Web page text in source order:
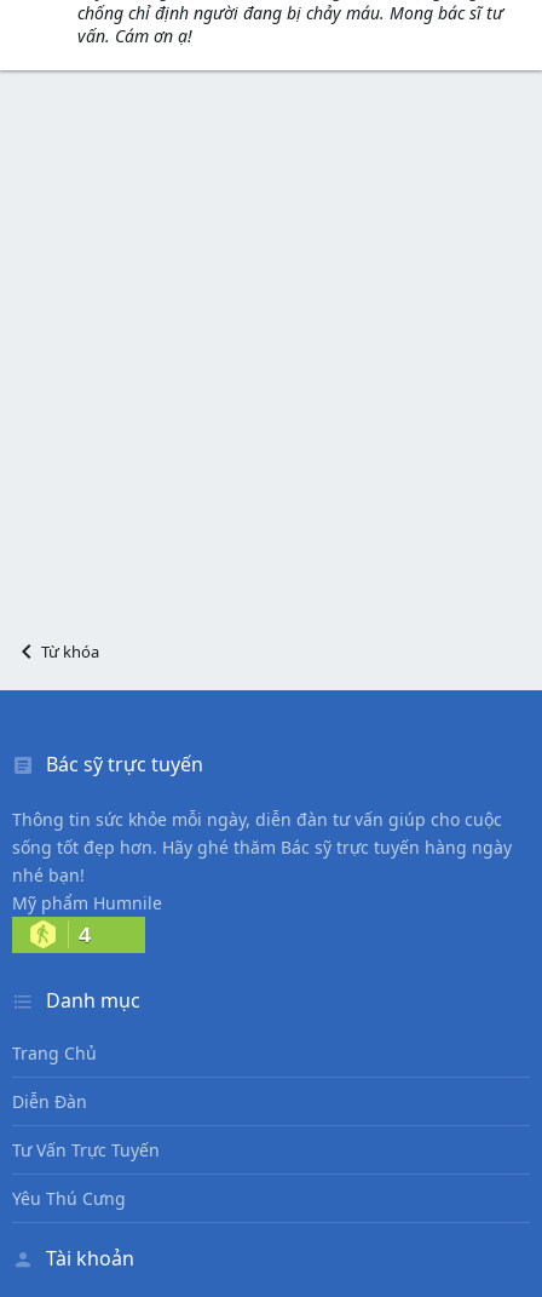
chống chỉ định người đang bị chảy máu. Mong bác sĩ tư
vấn. Cám ơn ạ!
Từ khóa
Bác sỹ trực tuyến
Thông tin sức khỏe mỗi ngày, diễn đàn tư vấn giúp cho cuộc
sống tốt đẹp hơn. Hãy ghé thăm Bác sỹ trực tuyến hàng ngày
nhé bạn!
Mỹ phẩm Humnile
4
Danh mục
Trang Chủ
Diễn Đàn
Tư Vấn Trực Tuyến
Yêu Thú Cưng
Tài khoản